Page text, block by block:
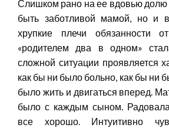
Слишком рано на ее вдовью долю
быть заботливой мамой, но и
хрупкие плечи обязанности
«родителем два в одном»
сложной ситуации проявляется
как бы ни было больно, как бы ни
было жить и двигаться вперед.
было с каждым сыном.
все хорошо. Интуитивно